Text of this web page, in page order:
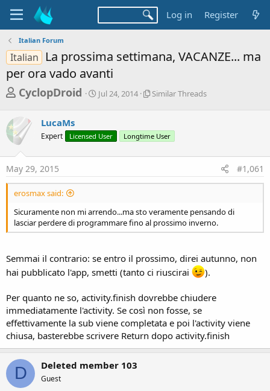
Log in Register
Italian Forum
Italian
La prossima settimana, VACANZE... ma
per ora vado avanti
T
e
a
d
s
t
a
r
e
r
CyclopDroid
S
t
t
d
a
Jul 24, 2014
S
l
a
r
r
a
d
s
Similar Threads
LucaMs
Expert Licensed User Longtime User
May 29, 2015 #1,061
erosmax said:
Sicuramente non mi arrendo...ma sto veramente pensando di
lasciar perdere di programmare fino al prossimo inverno.
Semmai il contrario: se entro il prossimo, direi autunno, non
hai pubblicato l'app, smetti (tanto ci riuscirai
).
Per quanto ne so, activity.finish dovrebbe chiudere
immediatamente l'activity. Se così non fosse, se
effettivamente la sub viene completata e poi l'activity viene
chiusa, basterebbe scrivere Return dopo activity.finish
D Deleted member 103
Guest